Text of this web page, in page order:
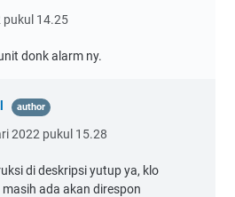
pukul 14.25
donk alarm ny.
2022 pukul 15.28
di deskripsi yutup ya, klo
ada akan direspon